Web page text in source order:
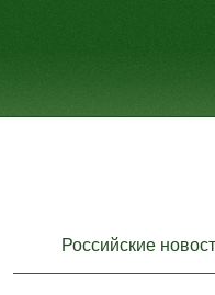
Российские